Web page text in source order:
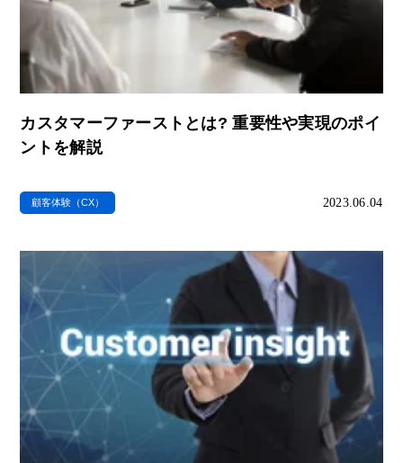
カスタマーファーストとは? 重要性や実現のポイ
ントを解説
顧客体験（CX） 2023.06.04